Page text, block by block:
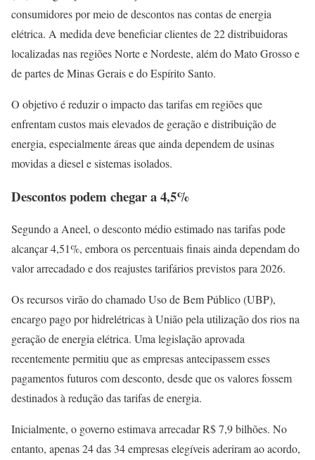
consumidores por meio de descontos nas contas de energia
elétrica. A medida deve beneficiar clientes de 22 distribuidoras
localizadas nas regiões Norte e Nordeste, além do Mato Grosso e
de partes de Minas Gerais e do Espírito Santo.
O objetivo é reduzir o impacto das tarifas em regiões que
enfrentam custos mais elevados de geração e distribuição de
energia, especialmente áreas que ainda dependem de usinas
movidas a diesel e sistemas isolados.
Descontos podem chegar a 4,5%
Segundo a Aneel, o desconto médio estimado nas tarifas pode
alcançar 4,51%, embora os percentuais finais ainda dependam do
valor arrecadado e dos reajustes tarifários previstos para 2026.
Os recursos virão do chamado Uso de Bem Público (UBP),
encargo pago por hidrelétricas à União pela utilização dos rios na
geração de energia elétrica. Uma legislação aprovada
recentemente permitiu que as empresas antecipassem esses
pagamentos futuros com desconto, desde que os valores fossem
destinados à redução das tarifas de energia.
Inicialmente, o governo estimava arrecadar R$ 7,9 bilhões. No
entanto, apenas 24 das 34 empresas elegíveis aderiram ao acordo,